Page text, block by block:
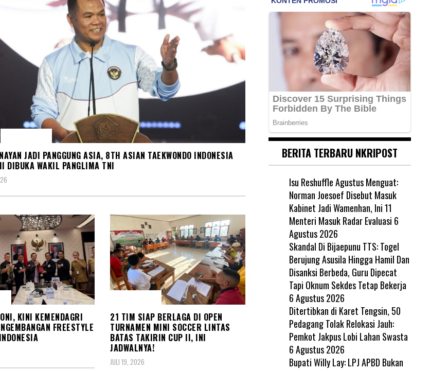
JADI PANGGUNG ASIA, 8TH ASIAN TAEKWONDO INDONESIA
DIBUKA WAKIL PANGLIMA TNI
KINI KEMENDAGRI
FREESTYLE
21 TIM SIAP BERLAGA DI OPEN
TURNAMEN MINI SOCCER LINTAS
BATAS TAKIRIN CUP II, INI
JADWALNYA!
JULI 19, 2026
BERITA TERBARU NKRIPOST
Isu Reshuffle Agustus Menguat:
Norman Joesoef Disebut Masuk
Kabinet Jadi Wamenhan, Ini 11
Menteri Masuk Radar Evaluasi 6
Agustus 2026
Skandal Di Bijaepunu TTS: Togel
Berujung Asusila Hingga Hamil Dan
Disanksi Berbeda, Guru Dipecat
Tapi Oknum Sekdes Tetap Bekerja
6 Agustus 2026
Ditertibkan di Karet Tengsin, 50
Pedagang Tolak Relokasi Jauh:
Pemkot Jakpus Lobi Lahan Swasta
6 Agustus 2026
Bupati Willy Lay: LPJ APBD Bukan